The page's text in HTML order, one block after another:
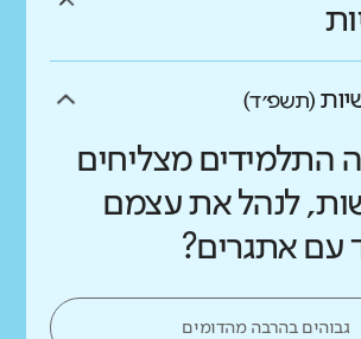
(תשפ״ד)
התלמידים מצליחים
לנהל את עצמם
עם אתגרים?
גבוהים בהרבה מהדומים